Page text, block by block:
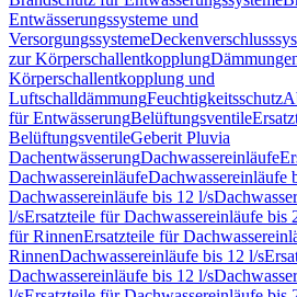
Entwässerungssysteme und
Versorgungssysteme
zur Körperschallentkopplung
Körperschallentkopplung und
LuftschalldämmungFeuchtigkeitsschutz
für EntwässerungBelüftungsventile
BelüftungsventileGeberit Pluvia
DachentwässerungDachwassereinläufe
DachwassereinläufeDachwassereinläufe
Dachwassereinläufe bis 12 l/s
l/sErsatzteile für Dachwassereinläufe bis
für RinnenErsatzteile für
RinnenDachwassereinläufe bis 12 l/s
Dachwassereinläufe bis 12 l/s